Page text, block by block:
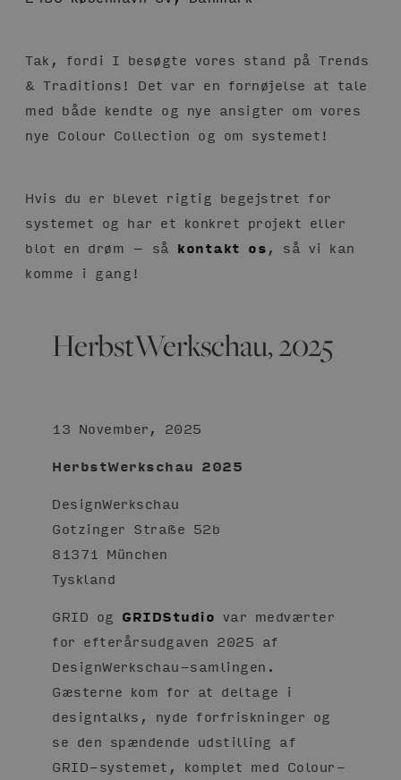
Tak, fordi I besøgte vores stand på Trends
& Traditions! Det var en fornøjelse at tale
med både kendte og nye ansigter om vores
nye Colour Collection og om systemet!
Hvis du er blevet rigtig begejstret for
systemet og har et konkret projekt eller
blot en drøm – så kontakt os, så vi kan
komme i gang!
HerbstWerkschau, 2025
13 November, 2025
HerbstWerkschau 2025
DesignWerkschau
Gotzinger Straße 52b
81371 München
Tyskland
GRID og GRIDStudio var medværter
for efterårsudgaven 2025 af
DesignWerkschau-samlingen.
Gæsterne kom for at deltage i
designtalks, nyde forfriskninger og
se den spændende udstilling af
GRID-systemet, komplet med Colour-